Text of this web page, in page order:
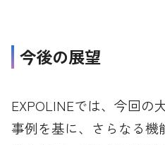
今後の展望
EXPOLINEでは、今回の
事例を基に、さらなる機